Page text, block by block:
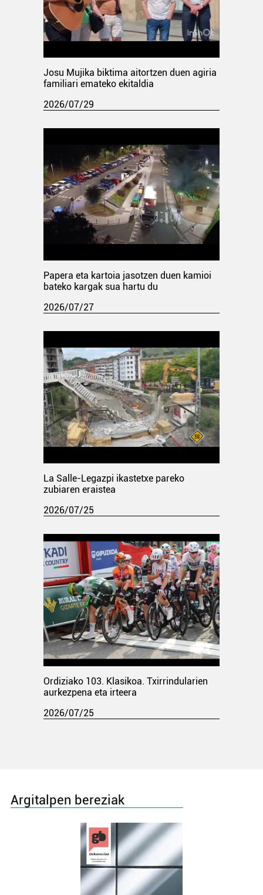
Josu Mujika biktima aitortzen duen agiria
familiari emateko ekitaldia
2026/07/29
Papera eta kartoia jasotzen duen kamioi
bateko kargak sua hartu du
2026/07/27
La Salle-Legazpi ikastetxe pareko
zubiaren eraistea
2026/07/25
Ordiziako 103. Klasikoa. Txirrindularien
aurkezpena eta irteera
2026/07/25
Argitalpen bereziak